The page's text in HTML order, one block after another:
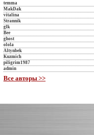
temma
MakDak
vitalina
Strannik
glk
Bee
ghost
olola
Altynbek
Kuzmich
piligrim1987
admin
Все авторы >>